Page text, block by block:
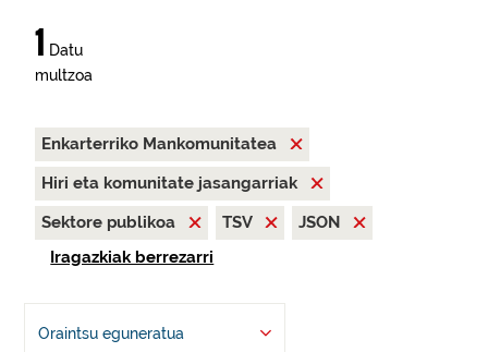
1 Datu
multzoa
Enkarterriko Mankomunitatea
Hiri eta komunitate jasangarriak
Sektore publikoa
TSV
JSON
Iragazkiak berrezarri
Oraintsu eguneratua